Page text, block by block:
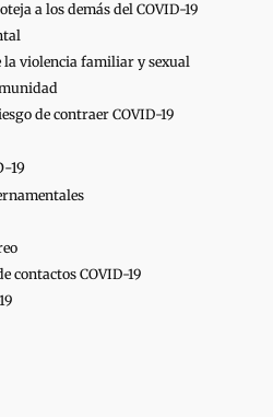
a los demás del COVID-19
la violencia familiar y sexual
de contraer COVID-19
19
contactos COVID-19